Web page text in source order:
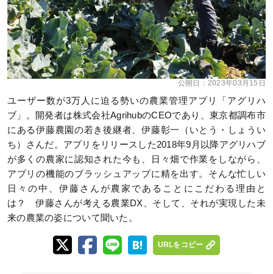
公開日： 2023年03月15日
ユーザー数が3万人に迫る勢いの農業管理アプリ「アグリハ
ブ」。開発者は株式会社AgrihubのCEOであり、東京都調布市
にある伊藤農園の若き後継者、伊藤彰一（いとう・しょうい
ち）さんだ。アプリをリリースした2018年9月以降アグリハブ
が多くの農家に認知された今も、日々畑で作業をしながら、
アプリの機能のブラッシュアップに精を出す。そんな忙しい
日々の中、伊藤さんが農家であることにこだわる理由と
は？ 伊藤さんが考える農業DX、そして、それが実現した未
来の農業の姿について聞いた。
URLをコピー